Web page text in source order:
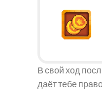
В свой ход
даёт тебе